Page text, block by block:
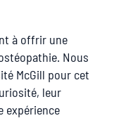
à offrir une
Nous
McGill pour cet
leur
expérience